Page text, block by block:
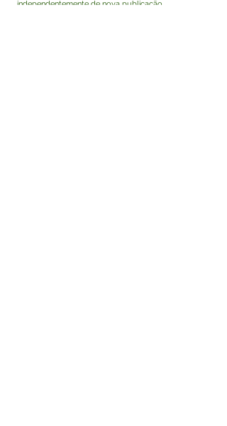
independentemente de nova publicação.